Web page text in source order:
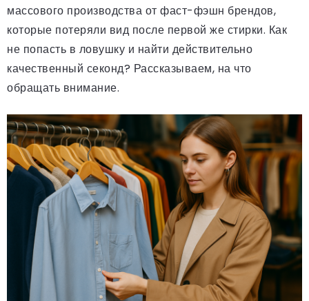
массового производства от фаст-фэшн брендов,
которые потеряли вид после первой же стирки. Как
не попасть в ловушку и найти действительно
качественный секонд? Рассказываем, на что
обращать внимание.